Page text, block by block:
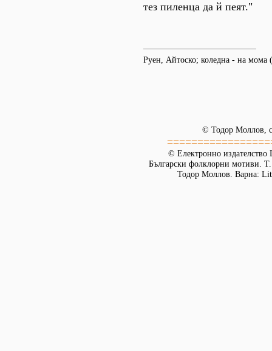
тез пиленца да й пеят."
Руен, Айтоско; коледна - на
© Тодор Моллов,
© Електронно издателство
Български фолклорни мотиви.
Тодор Моллов. Варна: